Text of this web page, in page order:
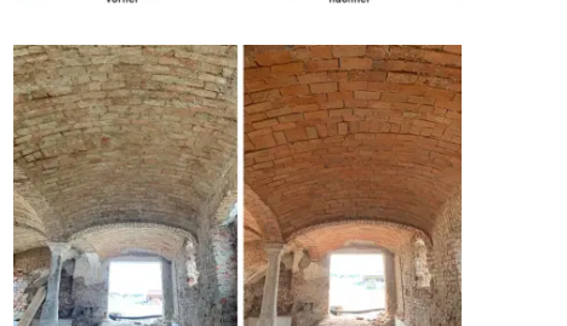
Brandschaden Lagerhalle